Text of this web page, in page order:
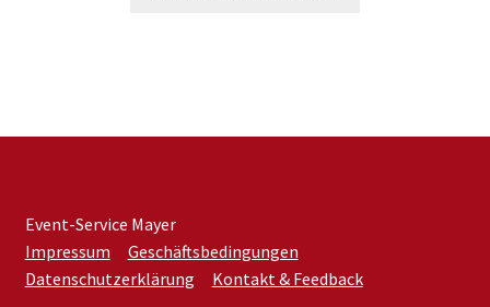
Event-Service Mayer
Impressum
Geschäftsbedingungen
Datenschutzerklärung
Kontakt & Feedback